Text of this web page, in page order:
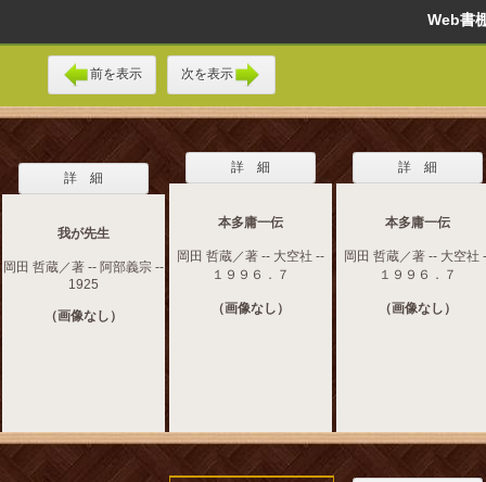
Web
前を表示 次を表示
詳 細
我が先生
岡田 哲蔵／著 -- 阿部義宗 --
1925
（画像なし）
詳 細
本多庸一伝
岡田 哲蔵／著 -- 大空社 --
１９９６．７
（画像なし）
詳 細
本多庸一伝
岡田 哲蔵／著 -- 大空社
１９９６．７
（画像なし）